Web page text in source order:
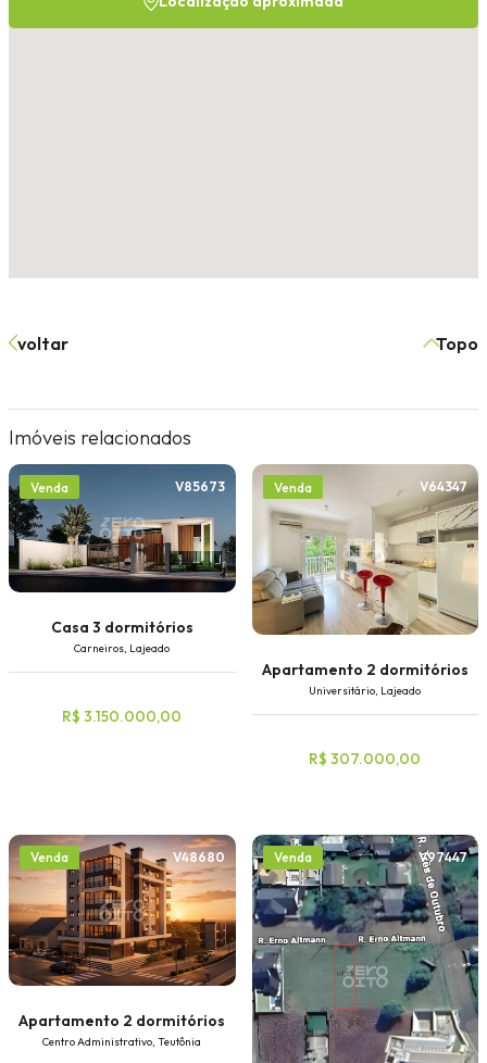
voltar Topo
Imóveis relacionados
Venda V85673
Casa 3 dormitórios
Carneiros, Lajeado
R$ 3.150.000,00
Venda V64347
Apartamento 2 dormitórios
Universitário, Lajeado
R$ 307.000,00
Venda V48680
Apartamento 2 dormitórios
Centro Administrativo, Teutônia
Venda V97447